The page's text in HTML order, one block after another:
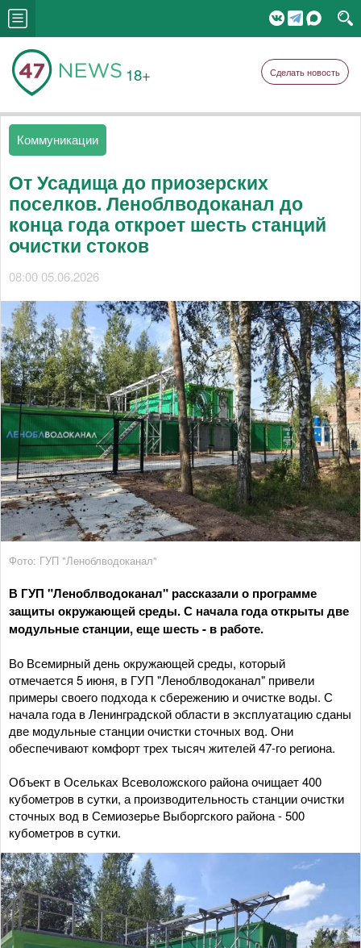
18+ Сделать новость
Коммуникации
От Усадища до приозерских
поселков. Леноблводоканал до
конца года откроет шесть станций
очистки стоков
08:00 05.06.2026
Фото: ГУП "Леноблводоканал"
В ГУП "Леноблводоканал" рассказали о программе
защиты окружающей среды. С начала года открыты две
модульные станции, еще шесть - в работе.
Во Всемирный день окружающей среды, который
отмечается 5 июня, в ГУП "Леноблводоканал" привели
примеры своего подхода к сбережению и очистке воды. С
начала года в Ленинградской области в эксплуатацию сданы
две модульные станции очистки сточных вод. Они
обеспечивают комфорт трех тысяч жителей 47-го региона.
Объект в Осельках Всеволожского района очищает 400
кубометров в сутки, а производительность станции очистки
сточных вод в Семиозерье Выборгского района - 500
кубометров в сутки.